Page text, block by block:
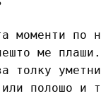
моменти по
ме
толку
полошо и